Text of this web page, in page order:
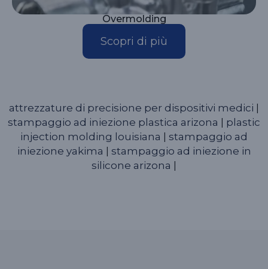
Overmolding
Scopri di più
attrezzature di precisione per dispositivi medici
stampaggio ad iniezione plastica arizona
plastic
injection molding louisiana
stampaggio ad
iniezione yakima
stampaggio ad iniezione in
silicone arizona